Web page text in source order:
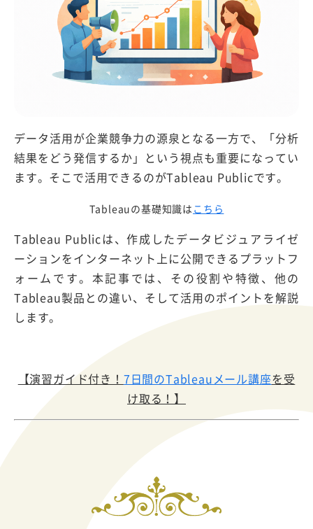
データ活用が企業競争力の源泉となる一方で、「分析
結果をどう発信するか」という視点も重要になってい
ます。そこで活用できるのがTableau Publicです。
Tableauの基礎知識は こちら
Tableau Publicは、作成したデータビジュアライゼ
ーションをインターネット上に公開できるプラットフ
ォームです。本記事では、その役割や特徴、他の
Tableau製品との違い、そして活用のポイントを解説
します。
【演習ガイド付き！ 7日間のTableauメール講座を受
け取る！】